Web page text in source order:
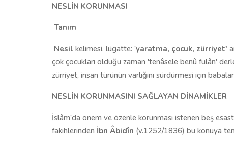
NESLİN KORUNMASI
Tanım
Nesil kelimesi, lügatte: 'yaratma, çocuk, zürriyet'
çok çocukları olduğu zaman 'tenâsele benû fulân'
zürriyet, insan türünün varlığını sürdürmesi için
NESLİN KORUNMASINI SAĞLAYAN DİNAMİKLER
İslâm'da önem ve özenle korunması istenen beş
fakihlerinden İbn Âbidîn (v.1252/1836) bu konuya